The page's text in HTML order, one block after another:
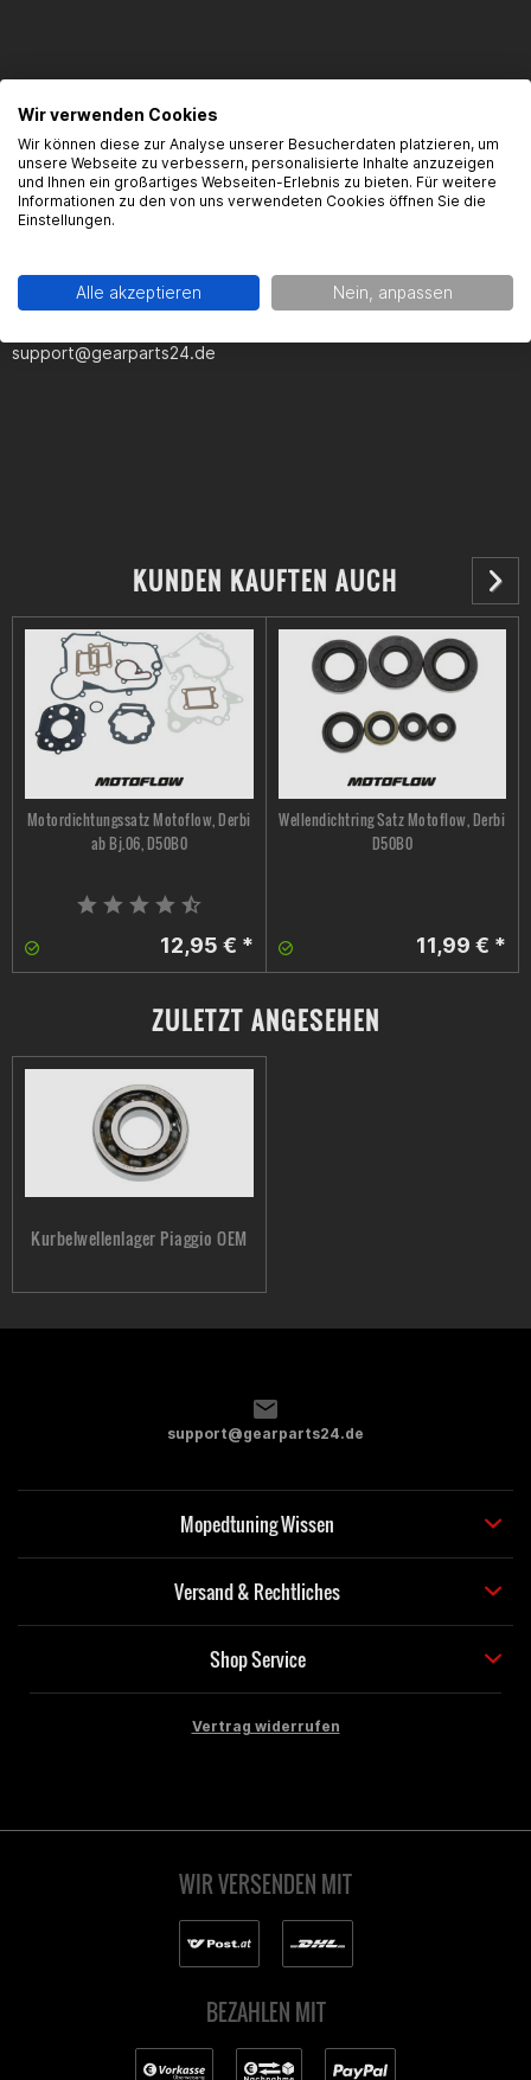
Produktsicherheit
Hersteller:
Im Langgewann 5-7
support@gearparts24.de
KUNDEN KAUFTEN AUCH
Motordichtungssatz Motoflow, Derbi
ab Bj.06, D50B0
12,95 € *
Wellendichtring Satz Motoflow, Derbi
D50B0
11,99 € *
ZULETZT ANGESEHEN
Kurbelwellenlager Piaggio OEM
support@gearparts24.de
Mopedtuning Wissen
Versand & Rechtliches
Shop Service
Vertrag widerrufen
WIR VERSENDEN MIT
BEZAHLEN MIT
Wir verwenden Cookies
Wir können diese zur Analyse unserer Besucherdaten platzieren, um
unsere Webseite zu verbessern, personalisierte Inhalte anzuzeigen
und Ihnen ein großartiges Webseiten-Erlebnis zu bieten. Für weitere
Informationen zu den von uns verwendeten Cookies öffnen Sie die
Einstellungen.
Alle akzeptieren Nein, anpassen